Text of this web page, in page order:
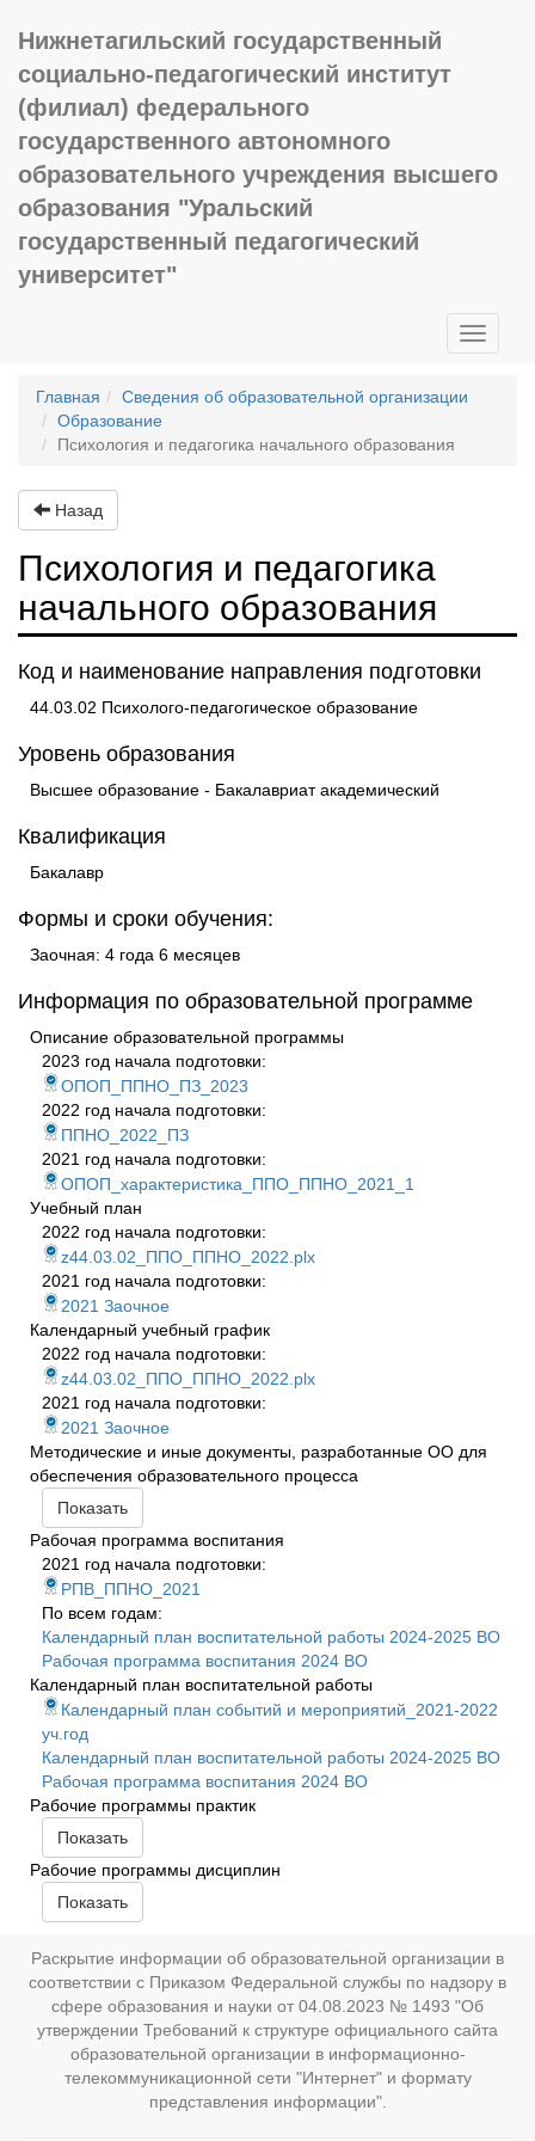
Нижнетагильский государственный
социально-педагогический институт
(филиал) федерального
государственного автономного
образовательного учреждения высшего
образования "Уральский
государственный педагогический
университет"
Toggle
Главная
Сведения об образовательной организации
Образование
Психология и педагогика начального образования
Назад
Психология и педагогика
начального образования
Код и наименование направления подготовки
44.03.02 Психолого-педагогическое образование
Уровень образования
Высшее образование - Бакалавриат академический
Квалификация
Бакалавр
Формы и сроки обучения:
Заочная: 4 года 6 месяцев
Информация по образовательной программе
Описание образовательной программы
2023 год начала подготовки:
ОПОП_ППНО_ПЗ_2023
2022 год начала подготовки:
ППНО_2022_ПЗ
2021 год начала подготовки:
ОПОП_характеристика_ППО_ППНО_2021_1
Учебный план
2022 год начала подготовки:
z44.03.02_ППО_ППНО_2022.plx
2021 год начала подготовки:
2021 Заочное
Календарный учебный график
2022 год начала подготовки:
z44.03.02_ППО_ППНО_2022.plx
2021 год начала подготовки:
2021 Заочное
Методические и иные документы, разработанные ОО для
обеспечения образовательного процесса
Показать
Рабочая программа воспитания
2021 год начала подготовки:
РПВ_ППНО_2021
По всем годам:
Календарный план воспитательной работы 2024-2025 ВО
Рабочая программа воспитания 2024 ВО
Календарный план воспитательной работы
Календарный план событий и мероприятий_2021-2022
уч.год
Календарный план воспитательной работы 2024-2025 ВО
Рабочая программа воспитания 2024 ВО
Рабочие программы практик
Показать
Рабочие программы дисциплин
Показать
Раскрытие информации об образовательной организации в
соответствии с Приказом Федеральной службы по надзору в
сфере образования и науки от 04.08.2023 № 1493 "Об
утверждении Требований к структуре официального сайта
образовательной организации в информационно-
телекоммуникационной сети "Интернет" и формату
представления информации".